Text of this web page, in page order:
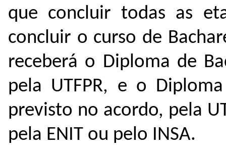
que concluir todas as
concluir o curso de
receberá o Diploma de
pela UTFPR, e o
previsto no acordo, pela
pela ENIT ou pelo INSA.